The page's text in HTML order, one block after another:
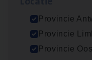
Provincie
Provincie
Provincie
Cor­po­ra­te